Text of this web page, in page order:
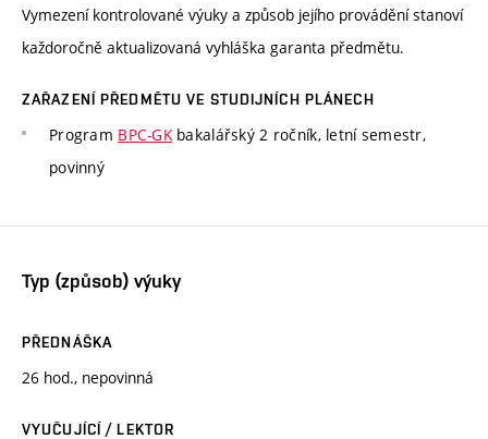
Vymezení kontrolované výuky a způsob jejího provádění stanoví
každoročně aktualizovaná vyhláška garanta předmětu.
ZAŘAZENÍ PŘEDMĚTU VE STUDIJNÍCH PLÁNECH
Program BPC-GKbakalářský 2 ročník, letní semestr,
povinný
Typ (způsob) výuky
PŘEDNÁŠKA
26 hod., nepovinná
VYUČUJÍCÍ / LEKTOR